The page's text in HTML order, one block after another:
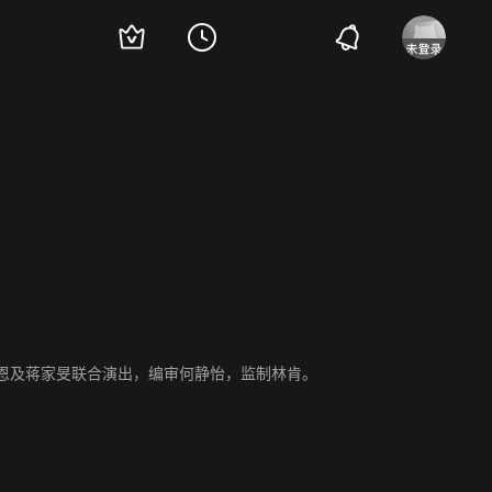
蒋家旻联合演出，编审何静怡，监制林肯。